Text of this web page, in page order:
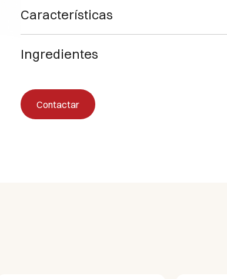
Características
Un sabor muy parecido al del azúcar.
Apto para diabéticos, gracias a su Índice
significa que no influye en los niveles de
Ingredientes
(1%)
Contactar